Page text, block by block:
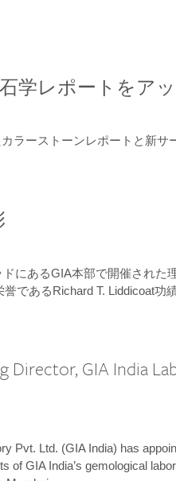
学レポートをア
ラーストーンレポートと新サ
にあるGIA本部で開催された
であるRichard T. Liddicoat功
Director, GIA India
Pvt. Ltd. (GIA India) has
of GIA India’s gemological